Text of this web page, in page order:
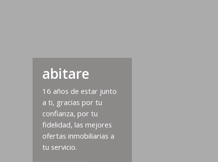
abitare
16 años de estar junto
a ti, gracias por tu
confianza, por tu
fidelidad, las mejores
ofertas inmobiliarias a
tu servicio.